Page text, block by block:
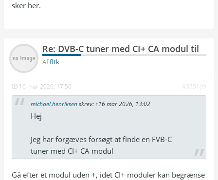
sker her.
Re: DVB-C tuner med CI+ CA modul til
Affltk
16 mar 2026, 17:56 #375199
michael.henriksenskrev: ↑16 mar 2026, 13:02
Hej
Jeg har forgæves forsøgt at finde en FVB-C
tuner med CI+ CA modul
Gå efter et modul uden +, idet CI+ moduler kan begrænse